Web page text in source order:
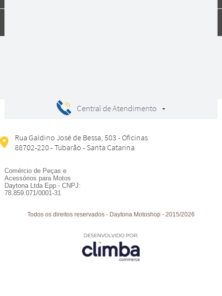
Central de Atendimento
Rua Galdino José de Bessa, 503 - Oficinas
88702-220 - Tubarão - Santa Catarina
Comércio de Peças e
Acessórios para Motos
Daytona Ltda Epp - CNPJ:
78.859.071/0001-31
Todos os direitos reservados -Daytona Motoshop -2015/2026